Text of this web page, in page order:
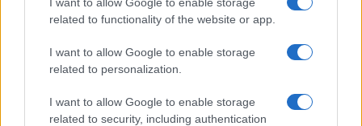
related to functionality of the website or app.
I want to allow Google to enable storage
related to personalization.
I want to allow Google to enable storage
related to security, including authentication
Come calcolare la percentuale di diminuzione della
popolazione
Pizzo online: come scegliere, abbinare e risparmiare al
meglio
Come impostare il Bluetooth su iPhone